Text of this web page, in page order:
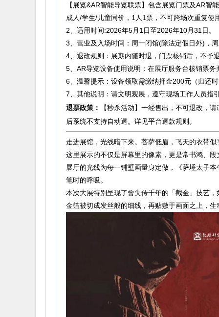
【展览&AR智能导览联票】包含展览门票及AR
成人/学生/儿童同价，1人1票，不可跨场次重复使
2、适用时间:2026年5月1日至2026年10月31日。
3、营业及入场时间：周一闭馆(除法定假日外)，
4、退改规则：展期内随时退，门票核销后，不予
5、AR导览设备使用说明：在展厅服务台核销票
6、温馨提示：设备领取需缴纳押金200元（归还
7、其他说明：请文明观展，遵守现场工作人员指
退票政策：
【秒杀活动】一经售出，不可退改，
后系统不支持自动退。详见平台退款规则。
走进展馆，光线暗下来。菩萨低眉，飞天的衣带
这里展示的不仅是屏幕里的像素，更是常书鸿、
展厅的光线为每一铺壁画量身定做，《萨埵太子
笔时的呼吸。
本次大展特别呈现了曾失传千年的「截金」技艺，
金箔被切成发丝般的细线，再贴敷于画面之上，